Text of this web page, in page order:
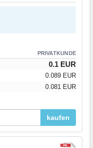
PRIVATKUNDE
0.1 EUR
0.089 EUR
0.081 EUR
kaufen